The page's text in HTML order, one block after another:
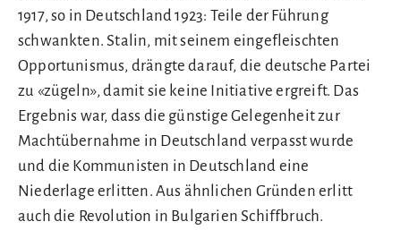
1917, so in Deutschland 1923: Teile der Führung
schwankten. Stalin, mit seinem eingefleischten
Opportunismus, drängte darauf, die deutsche Partei
zu «zügeln», damit sie keine Initiative ergreift. Das
Ergebnis war, dass die günstige Gelegenheit zur
Machtübernahme in Deutschland verpasst wurde
und die Kommunisten in Deutschland eine
Niederlage erlitten. Aus ähnlichen Gründen erlitt
auch die Revolution in Bulgarien Schiffbruch.